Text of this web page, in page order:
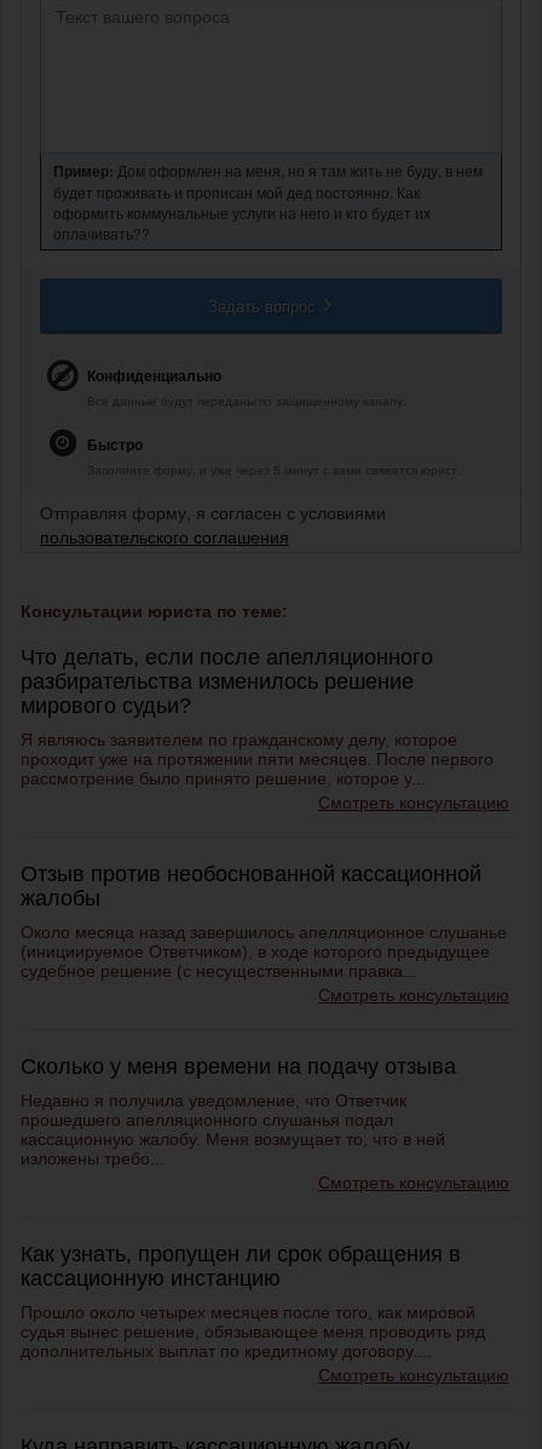
Пример: Дом оформлен на меня, но я там жить не буду, в нем
будет проживать и прописан мой дед постоянно. Как
оформить коммунальные услуги на него и кто будет их
оплачивать??
Задать вопрос
Конфиденциально
Все данные будут переданы по защищенному каналу.
Быстро
Заполните форму, и уже через 5 минут с вами свяжется юрист.
Отправляя форму, я согласен с условиями
пользовательского соглашения
Консультации юриста по теме:
Что делать, если после апелляционного
разбирательства изменилось решение
мирового судьи?
Я являюсь заявителем по гражданскому делу, которое
проходит уже на протяжении пяти месяцев. После первого
рассмотрение было принято решение, которое у...
Смотреть консультацию
Отзыв против необоснованной кассационной
жалобы
Около месяца назад завершилось апелляционное слушанье
(инициируемое Ответчиком), в ходе которого предыдущее
судебное решение (с несущественными правка...
Смотреть консультацию
Сколько у меня времени на подачу отзыва
Недавно я получила уведомление, что Ответчик
прошедшего апелляционного слушанья подал
кассационную жалобу. Меня возмущает то, что в ней
изложены требо...
Смотреть консультацию
Как узнать, пропущен ли срок обращения в
кассационную инстанцию
Прошло около четырех месяцев после того, как мировой
судья вынес решение, обязывающее меня проводить ряд
дополнительных выплат по кредитному договору....
Смотреть консультацию